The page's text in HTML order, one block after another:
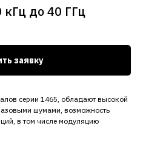
кГц до 40 ГГц
заявку
серии 1465, обладают высокой
шумами, возможность
в том числе модуляцию